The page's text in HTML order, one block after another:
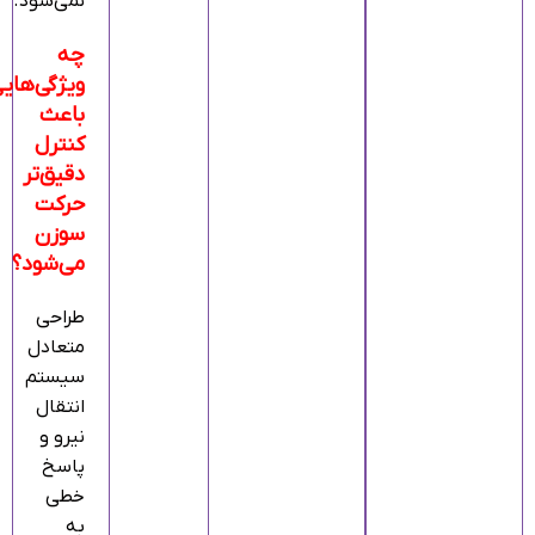
چه
باعث
کنترل
دقیق‌تر
حرکت
سوزن
می‌شود؟
طراحی
متعادل
سیستم
انتقال
نیرو و
پاسخ
خطی
به